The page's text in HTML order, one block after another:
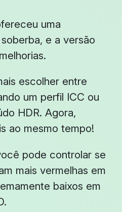
uma
e a versão
escolher entre
um perfil ICC ou
HDR. Agora,
ao mesmo tempo!
pode controlar se
mais vermelhas em
baixos em